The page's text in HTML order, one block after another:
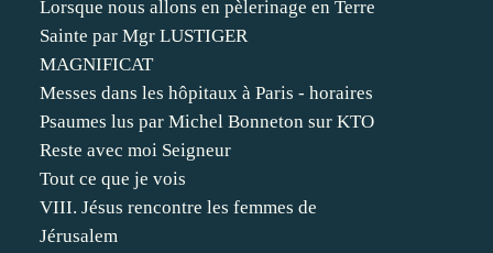
Lorsque nous allons en pèlerinage en Terre
Sainte par Mgr LUSTIGER
MAGNIFICAT
Messes dans les hôpitaux à Paris - horaires
Psaumes lus par Michel Bonneton sur KTO
Reste avec moi Seigneur
Tout ce que je vois
VIII. Jésus rencontre les femmes de
Jérusalem